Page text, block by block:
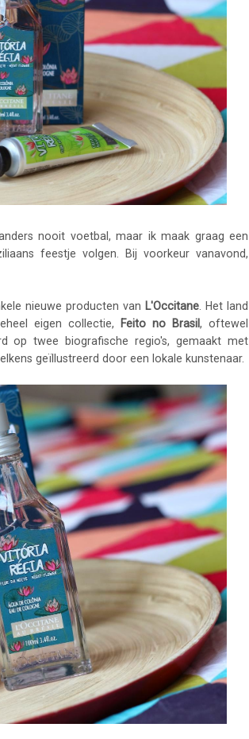
nooit voetbal, maar ik maak graag een
feestje volgen. Bij voorkeur vanavond,
nieuwe producten van L'Occitane. Het land
eigen collectie,
Feito no Brasil, oftewel
op twee biografische regio's, gemaakt met
geïllustreerd door een lokale kunstenaar.